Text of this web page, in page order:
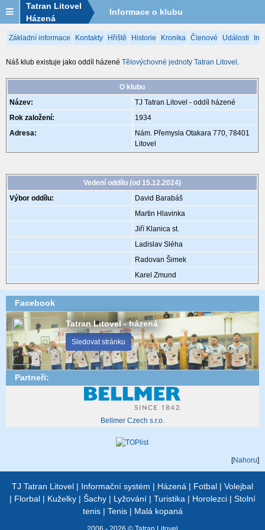
Tatran Litovel
Házená
Informace o klubu
Základní informace Kontakty Hřiště Historie Kronika Členové Události
Náš klub existuje jako oddíl házené Tělovýchovné jednoty Tatran Litovel .
O klubu
Název:
TJ Tatran Litovel - oddíl házené
Rok založení:
1934
Adresa:
Nám. Přemysla Otakara 770, 78401
Litovel
Vedení oddílu (od 15.12.2024)
Výbor oddílu:
David Barabáš
Martin Hlavinka
Jiří Klanica st.
Ladislav Sléha
Radovan Šimek
Karel Zmund
Facebook
Tatran Litovel - házená
Sledovat stránku
Partneři:
Bellmer Czech s.r.o.
[Nahoru]
TJ Tatran Litovel | Informační systém | Házená | Fotbal | Volejbal
| Florbal | Kuželky | Šachy | Lyžování | Turistika | Horolezci | Stolní
tenis| Tenis| Malá kopaná